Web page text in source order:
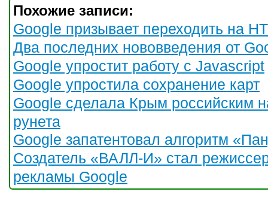
Похожие записи:
Google призывает переходить на
Два последних нововведения от
Google упростит работу с Javascript
Google упростила сохранение карт
Google сделала Крым российским
рунета
Google запатентовал алгоритм
Создатель «ВАЛЛ-И» стал
рекламы Google